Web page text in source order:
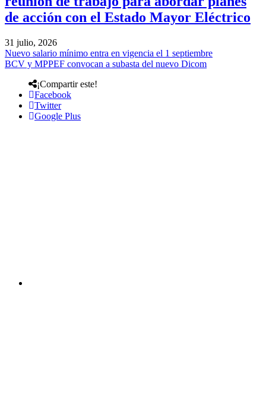
de acción con el Estado Mayor Eléctrico
31 julio, 2026
Nuevo salario mínimo entra en vigencia el 1 septiembre
BCV y MPPEF convocan a subasta del nuevo Dicom
¡Compartir este!
Facebook
Twitter
Google Plus